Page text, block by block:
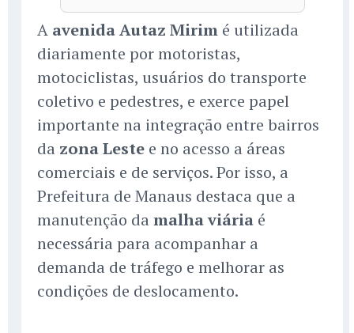
A avenida Autaz Mirim é utilizada
diariamente por motoristas,
motociclistas, usuários do transporte
coletivo e pedestres, e exerce papel
importante na integração entre bairros
da zona Leste e no acesso a áreas
comerciais e de serviços. Por isso, a
Prefeitura de Manaus destaca que a
manutenção da malha viária é
necessária para acompanhar a
demanda de tráfego e melhorar as
condições de deslocamento.